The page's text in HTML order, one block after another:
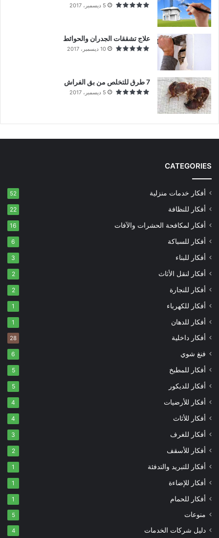
5 ديسمبر، 2017
علاج تشققات الجدران والحوائط
10 ديسمبر، 2017
7 طرق للتخلص من بق الفراش
5 ديسمبر، 2017
CATEGORIES
أفكار خدمات منزلية 52
أفكار للنظافة 22
أفكار لمكافحة الحشرات والآفات 16
أفكار للسباكة 6
أفكار للبناء 3
أفكار لنقل الأثاث 2
أفكار للنجارة 2
أفكار للكهرباء 1
أفكار للدهان 1
أفكار داخلية 28
فنغ شوي 6
أفكار للمطبخ 5
أفكار للديكور 5
أفكار للأرضيات 4
أفكار للأثاث 4
أفكار للغرف 3
أفكار للأسقف 2
أفكار للتبريد والتدفئة 1
أفكار للإضاءة 1
أفكار للحمام 1
منوعات 5
دليل شركات الخدمات 4